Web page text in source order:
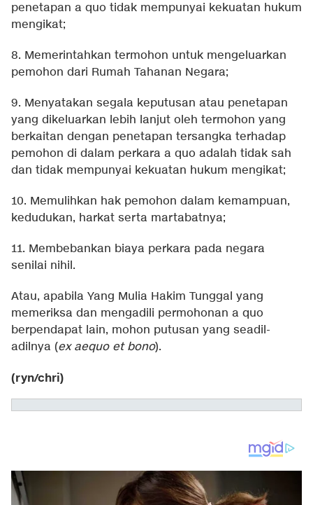
penetapan a quo tidak mempunyai kekuatan hukum
mengikat;
8. Memerintahkan termohon untuk mengeluarkan
pemohon dari Rumah Tahanan Negara;
9. Menyatakan segala keputusan atau penetapan
yang dikeluarkan lebih lanjut oleh termohon yang
berkaitan dengan penetapan tersangka terhadap
pemohon di dalam perkara a quo adalah tidak sah
dan tidak mempunyai kekuatan hukum mengikat;
10. Memulihkan hak pemohon dalam kemampuan,
kedudukan, harkat serta martabatnya;
11. Membebankan biaya perkara pada negara
senilai nihil.
Atau, apabila Yang Mulia Hakim Tunggal yang
memeriksa dan mengadili permohonan a quo
berpendapat lain, mohon putusan yang seadil-
adilnya (ex aequo et bono).
(ryn/chri)